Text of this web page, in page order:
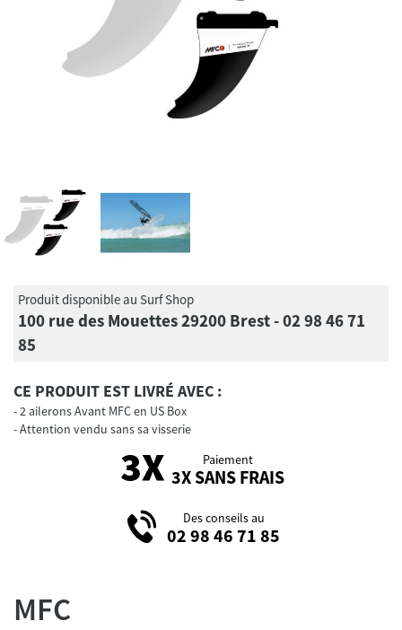
Produit disponible au Surf Shop
100 rue des Mouettes 29200 Brest - 02 98 46 71
85
CE PRODUIT EST LIVRÉ AVEC :
2 ailerons Avant MFC en US Box
Attention vendu sans sa visserie
Paiement
3X SANS FRAIS
Des conseils au
02 98 46 71 85
MFC